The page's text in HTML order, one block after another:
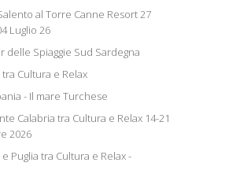
al Torre Canne Resort 27
Luglio 26
delle Spiaggie Sud Sardegna
tra Cultura e Relax
- Il mare Turchese
Calabria tra Cultura e Relax 14-21
2026
Puglia tra Cultura e Relax -